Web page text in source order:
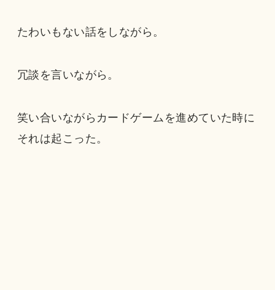
たわいもない話をしながら。
冗談を言いながら。
笑い合いながらカードゲームを進めていた時に
それは起こった。